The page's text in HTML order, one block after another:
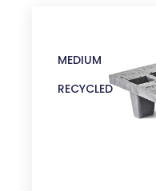
MEDIUM
RECYCLED